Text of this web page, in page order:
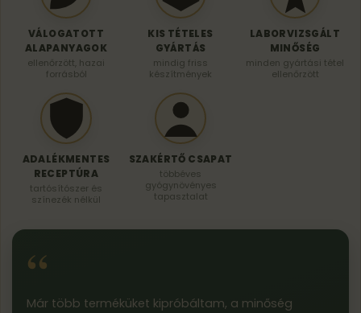
VÁLOGATOTT
ALAPANYAGOK
ellenőrzött, hazai
forrásból
KIS TÉTELES
GYÁRTÁS
mindig friss
készítmények
LABORVIZSGÁLT
MINŐSÉG
minden gyártási tétel
ellenőrzött
ADALÉKMENTES
RECEPTÚRA
tartósítószer és
színezék nélkül
SZAKÉRTŐ CSAPAT
többéves
gyógynövényes
tapasztalat
“
Már több terméküket kipróbáltam, a minőség